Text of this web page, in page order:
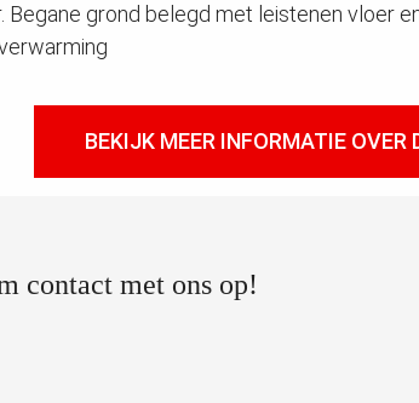
Begane grond belegd met leistenen vloer
BEKIJK MEER INFORMATIE OVER
contact met ons op!